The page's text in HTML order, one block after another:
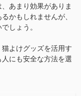
あまり効果がありま
かもしれませんが、
しょう。
よけグッズを活用す
にも安全な方法を選